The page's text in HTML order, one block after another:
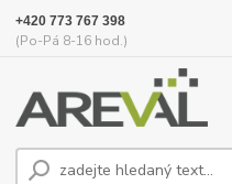
+420 773 767 398
(Po-Pá 8-16 hod.)